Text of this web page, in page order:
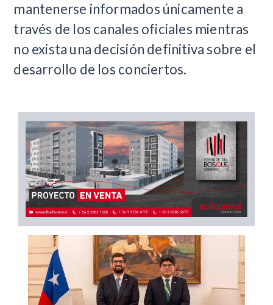
mantenerse informados únicamente a
través de los canales oficiales mientras
no exista una decisión definitiva sobre el
desarrollo de los conciertos.